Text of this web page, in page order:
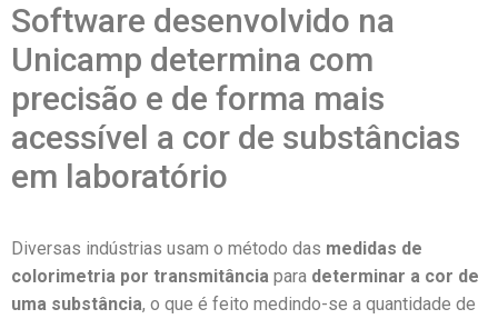
Software desenvolvido na
Unicamp determina com
precisão e de forma mais
acessível a cor de substâncias
em laboratório
Diversas indústrias usam o método das medidas de
colorimetria por transmitância para determinar a cor de
uma substância, o que é feito medindo-se a quantidade de